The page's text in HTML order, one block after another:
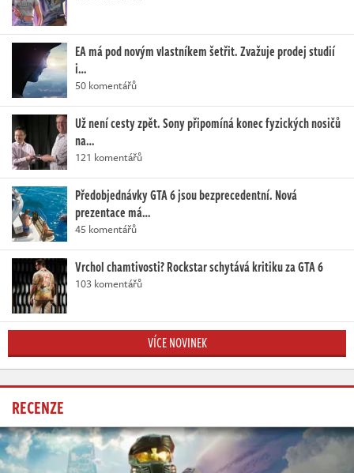
EA má pod novým vlastníkem šetřit. Zvažuje prodej studií
i…
50 komentářů
Už není cesty zpět. Sony připomíná konec fyzických nosičů
na…
121 komentářů
Předobjednávky GTA 6 jsou bezprecedentní. Nová
prezentace má…
45 komentářů
Vrchol chamtivosti? Rockstar schytává kritiku za GTA 6
103 komentářů
VÍCE NOVINEK
RECENZE